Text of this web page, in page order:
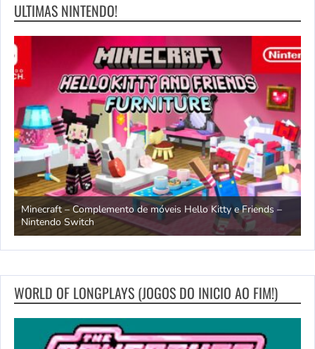
ULTIMAS NINTENDO!
Minecraft – Complemento de móveis Hello Kitty e Friends –
Nintendo Switch
WORLD OF LONGPLAYS (JOGOS DO INICIO AO FIM!)